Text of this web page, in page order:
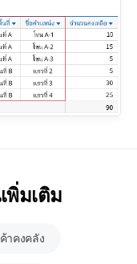
พิ่มเติม
าคงคลัง